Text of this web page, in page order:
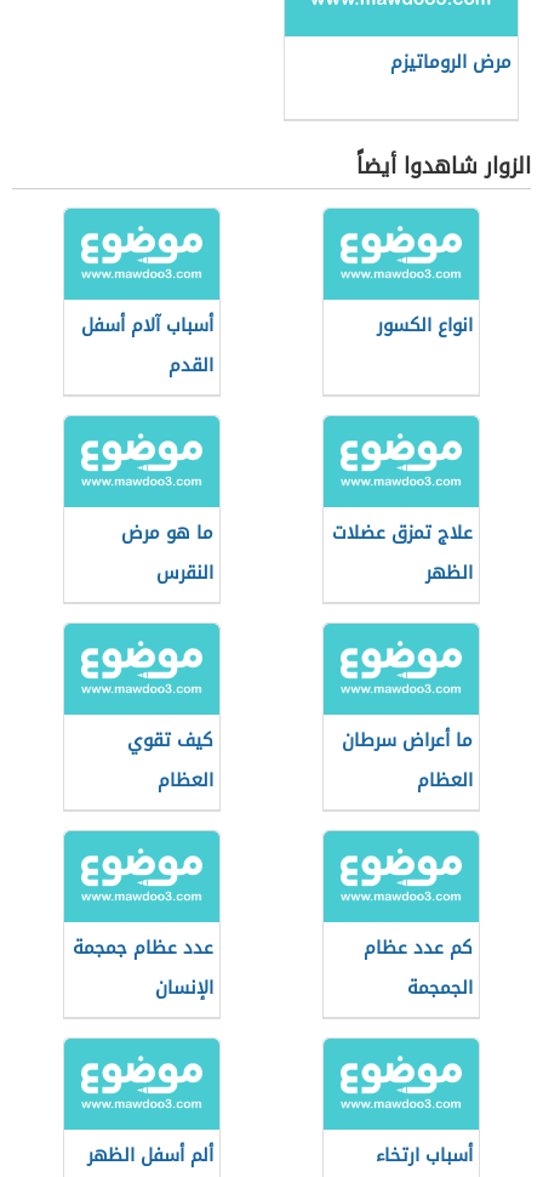
مرض الروماتيزم
الزوار شاهدوا أيضاً
انواع الكسور
أسباب آلام أسفل
القدم
علاج تمزق عضلات
الظهر
ما هو مرض
النقرس
ما أعراض سرطان
العظام
كيف تقوي
العظام
كم عدد عظام
الجمجمة
عدد عظام جمجمة
الإنسان
أسباب ارتخاء
ألم أسفل الظهر